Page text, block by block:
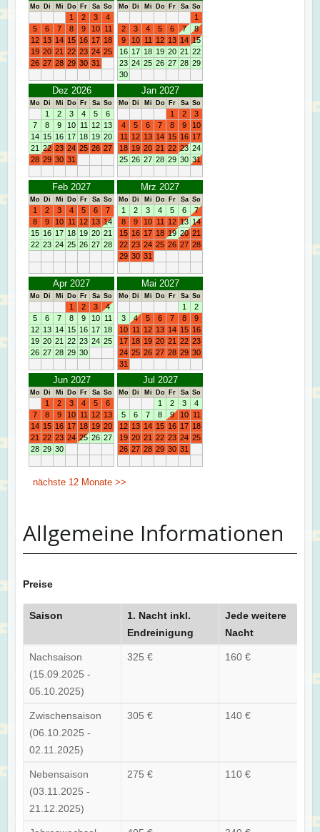
Allgemeine Informationen
Preise
Saison
1. Nacht inkl.
Endreinigung
Jede weitere
Nacht
Nachsaison
(15.09.2025 -
05.10.2025)
325 € 160 €
Zwischensaison
(06.10.2025 -
02.11.2025)
305 € 140 €
Nebensaison
(03.11.2025 -
21.12.2025)
275 € 110 €